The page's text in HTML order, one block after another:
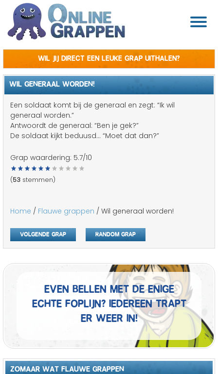
Wil jij direct een leuke grap uithalen?
WIL GENERAAL WORDEN!
Een soldaat komt bij de generaal en zegt: “Ik wil
generaal worden.”
Antwoordt de generaal: “Ben je gek?”
De soldaat kijkt beduusd... “Moet dat dan?”
Grap waardering: 5.7/10
(53 stemmen)
Home / Flauwe grappen / Wil generaal worden!
Volgende grap Random grap
Even bellen met de enige
echte foplijn? Iedereen trapt
er weer in!
ZOMAAR WAT FLAUWE GRAPPEN